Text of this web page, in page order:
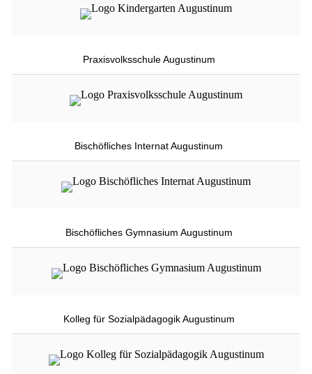
Praxisvolksschule Augustinum
Bischöfliches Internat Augustinum
Bischöfliches Gymnasium Augustinum
Kolleg für Sozialpädagogik Augustinum